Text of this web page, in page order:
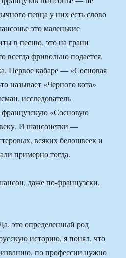
певца у них есть слово
это маленькие
в песню, это на грани
всегда фривольно подается.
Первое кабаре — «Сосновая
называет «Черного кота»
исследователь
французскую «Сосновую
И шансонетки —
всяких белошвеек и
примерно тогда.
даже по-французски,
это определенный род
историю, я понял, что
по профессии нужно